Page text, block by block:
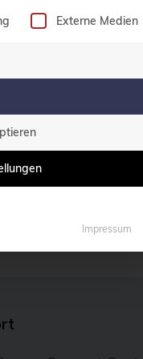
die eineExterne Medien
Impressum